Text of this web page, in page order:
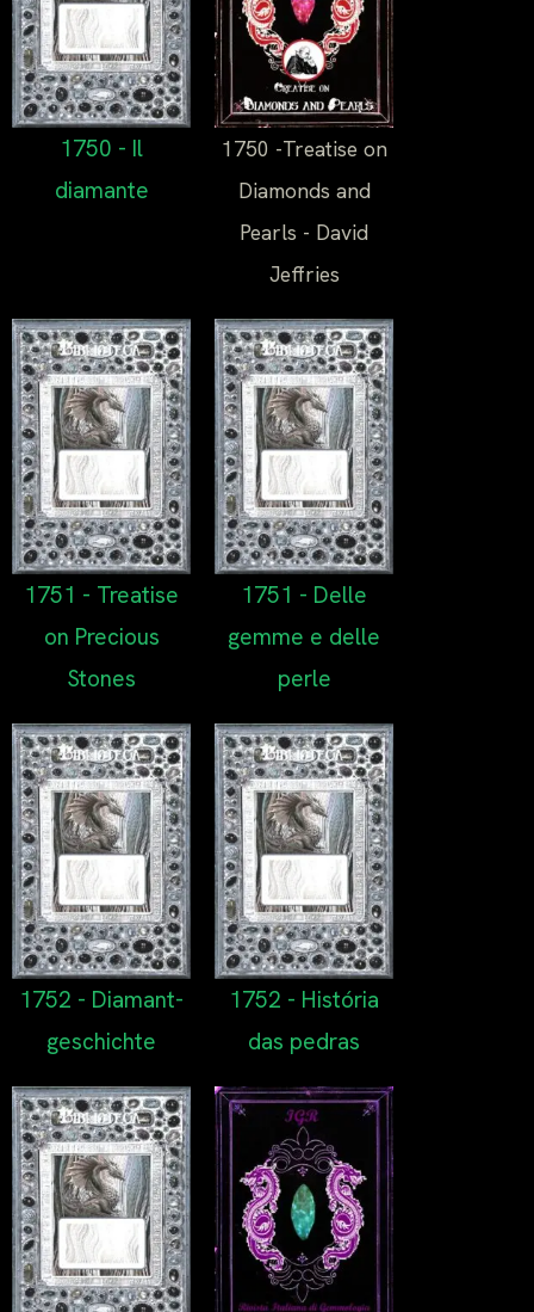
1750 - Il
diamante
1750 -Treatise on
Diamonds and
Pearls - David
Jeffries
1751 - Treatise
on Precious
Stones
1751 - Delle
gemme e delle
perle
1752 - Diamant-
geschichte
1752 - História
das pedras